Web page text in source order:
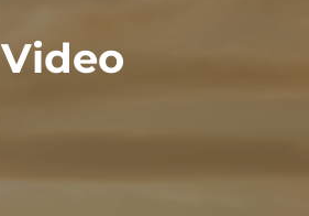
Video